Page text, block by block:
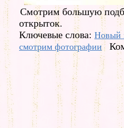
Смотрим большую
открыток.
Ключевые слова: Новый
смотрим фотографии